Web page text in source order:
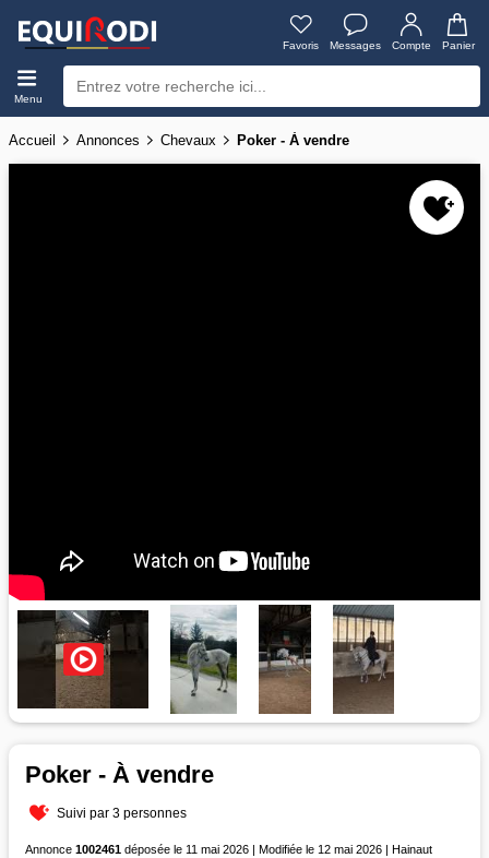
Favoris Messages Compte Panier
Menu
Accueil Annonces Chevaux Poker - À vendre
Poker - À vendre
Suivi par 3 personnes
Annonce 1002461 déposée le 11 mai 2026 | Modifiée le 12 mai 2026 | Hainaut